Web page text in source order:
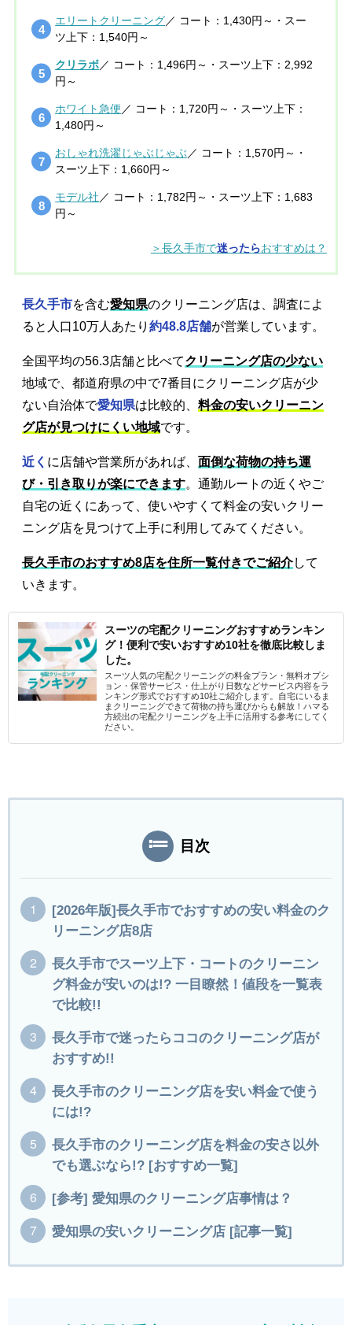
エリートクリーニング／ コート：1,430円～・スー
ツ上下：1,540円～
クリラボ／ コート：1,496円～・スーツ上下：2,992
円～
ホワイト急便 ／ コート：1,720円～・スーツ上下：
1,480円～
おしゃれ洗濯じゃぶじゃぶ ／ コート：1,570円～・
スーツ上下：1,660円～
モデル社 ／ コート：1,782円～・スーツ上下：1,683
円～
＞長久手市で迷ったらおすすめは？
長久手市を含む愛知県のクリーニング店は、調査によ
ると人口10万人あたり 約48.8店舗が営業しています。
全国平均の56.3店舗と比べてクリーニング店の少ない
地域で、都道府県の中で7番目にクリーニング店が少
ない自治体で愛知県は比較的、 料金の安いクリーニン
グ店が見つけにくい地域です。
近く に店舗や営業所があれば、 面倒な荷物の持ち運
び・引き取りが楽にできます。通勤ルートの近くやご
自宅の近くにあって、使いやすくて料金の安いクリー
ニング店を見つけて上手に利用してみてください。
長久手市のおすすめ8店を住所一覧付きでご紹介して
いきます。
スーツの宅配クリーニングおすすめランキン
グ！便利で安いおすすめ10社を徹底比較しま
した。
スーツ人気の宅配クリーニングの料金プラン・無料オプシ
ョン・保管サービス・仕上がり日数などサービス内容をラ
ンキング形式でおすすめ10社ご紹介します。自宅にいるま
まクリーニングできて荷物の持ち運びからも解放！ハマる
方続出の宅配クリーニングを上手に活用する参考にしてく
ださい。
目次
[2026年版]長久手市でおすすめの安い料金のク
リーニング店8店
長久手市でスーツ上下・コートのクリーニン
グ料金が安いのは!? 一目瞭然！値段を一覧表
で比較!!
長久手市で迷ったらココのクリーニング店が
おすすめ!!
長久手市のクリーニング店を安い料金で使う
には!?
長久手市のクリーニング店を料金の安さ以外
でも選ぶなら!? [おすすめ一覧]
[参考] 愛知県のクリーニング店事情は？
愛知県の安いクリーニング店 [記事一覧]